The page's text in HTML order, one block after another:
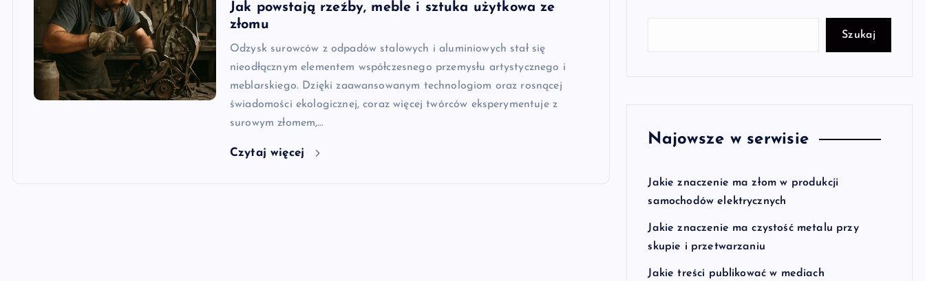
Jak powstają rzeźby, meble i sztuka użytkowa ze
złomu
Odzysk surowców z odpadów stalowych i aluminiowych stał się
nieodłącznym elementem współczesnego przemysłu artystycznego i
meblarskiego. Dzięki zaawansowanym technologiom oraz rosnącej
świadomości ekologicznej, coraz więcej twórców eksperymentuje z
surowym złomem,…
Czytaj więcej
Szukaj
Najowsze w serwisie
Jakie znaczenie ma złom w produkcji
samochodów elektrycznych
Jakie znaczenie ma czystość metalu przy
skupie i przetwarzaniu
Jakie treści publikować w mediach